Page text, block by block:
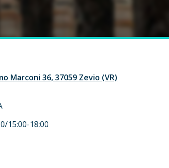
Marconi 36, 37059 Zevio (VR)
15:00-18:00